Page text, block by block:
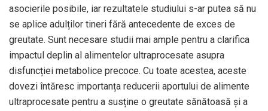
asocierile posibile, iar rezultatele studiului s-ar putea să nu
se aplice adulților tineri fără antecedente de exces de
greutate. Sunt necesare studii mai ample pentru a clarifica
impactul deplin al alimentelor ultraprocesate asupra
disfuncției metabolice precoce. Cu toate acestea, aceste
dovezi întăresc importanța reducerii aportului de alimente
ultraprocesate pentru a susține o greutate sănătoasă și a